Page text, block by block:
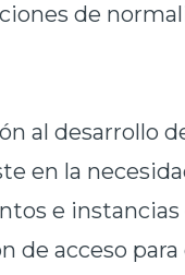
de
al desarrollo
en la
e
de acceso